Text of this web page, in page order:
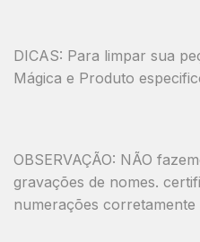
DICAS: Para limpar sua
Mágica e Produto
OBSERVAÇÃO: NÃO
gravações de nomes.
numerações corretamente